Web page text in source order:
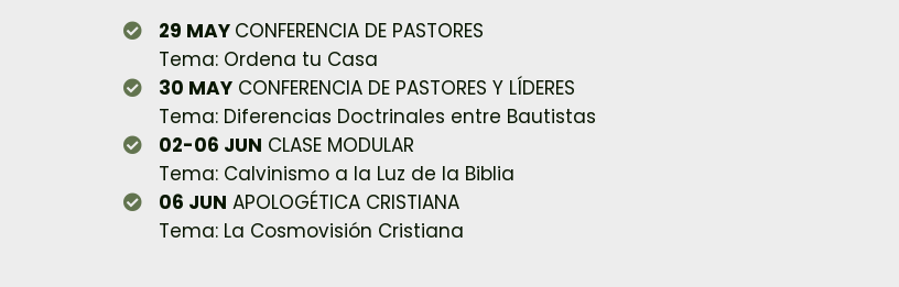
29 MAY CONFERENCIA DE PASTORES
Tema: Ordena tu Casa
30 MAY CONFERENCIA DE PASTORES Y LÍDERES
Tema: Diferencias Doctrinales entre Bautistas
02-06 JUN CLASE MODULAR
Tema: Calvinismo a la Luz de la Biblia
06 JUN APOLOGÉTICA CRISTIANA
Tema: La Cosmovisión Cristiana